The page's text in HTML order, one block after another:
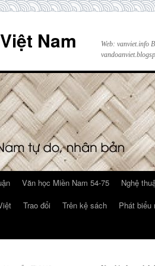
Nam
Web: vanviet.info
Văn học Miền Nam 54-75
Nghệ
Trao đổi Trên kệ sách
Phát biểu